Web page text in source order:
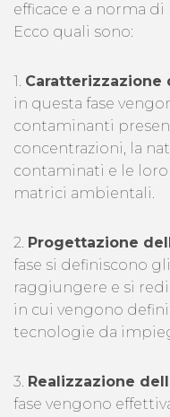
efficace e a norma
Ecco quali sono:
1. Caratterizzazione
in questa fase
contaminanti
concentrazioni, la
contaminati e le
matrici ambientali.
2. Progettazione
fase si definiscono
raggiungere e si
in cui vengono
tecnologie da
3. Realizzazione
fase vengono